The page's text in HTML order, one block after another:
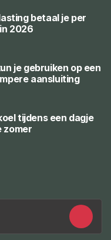
betaal je per
2026
je gebruiken op een
aansluiting
tijdens een dagje
zomer